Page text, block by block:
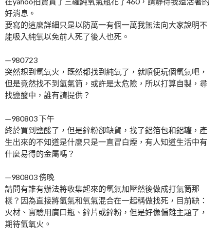
好消息。
要寫的這麼詳細只是以防萬一有個一萬我無法向大家說明不
能吸入純氧以免前人死了後人也死。
—980723
突然想到氫氧火，既然都找到純氧了，就順便玩個氫氣吧，
但是竟然找不到氫氣筒，或許是太危險，所以打算自製，尋
找鹽酸中，誰有請提供？
—980803 下午
終於買到鹽酸了，但是鋅粉卻缺貨，找了鋁箔包和鋁罐，產
生出來的不知道是什麼只是一直冒白煙，有人知道生活中有
什麼易得的金屬嗎？
—980803 傍晚
請問有誰有辦法將收集起來的氫氣加壓然後做成打氣筒那
樣？因為直接將氫氣和氧氣混合在一起稱做找死，目前缺：
火材、實驗用廣口瓶、鋅片或鋅粉，但是好像偏離主題了，
期待氫氧火。